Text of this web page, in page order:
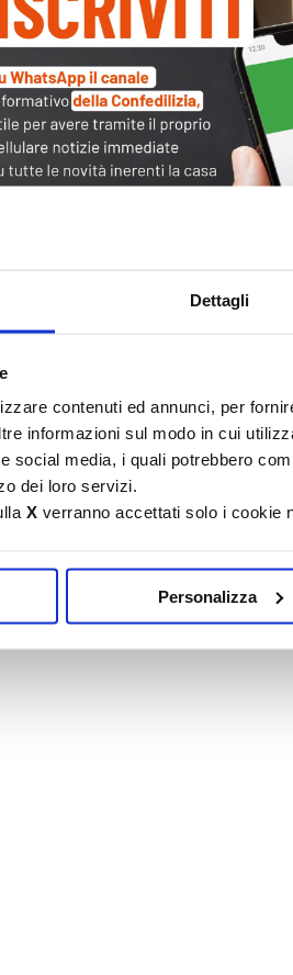
Dettagli
contenuti ed annunci, per
informazioni sul modo in cui
social media, i quali potrebbero
dei loro servizi.
X verranno accettati solo i cookie
Personalizza